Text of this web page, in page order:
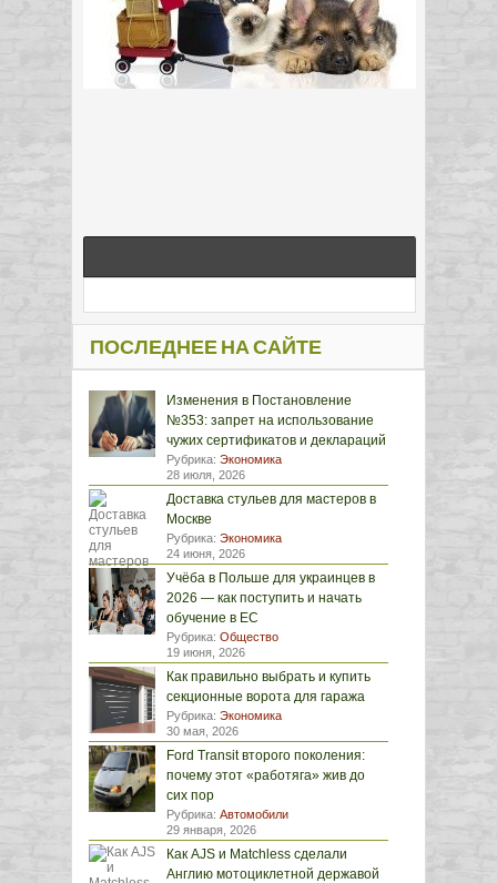
ПОСЛЕДНЕЕ НА САЙТЕ
Изменения в Постановление
№353: запрет на использование
чужих сертификатов и деклараций
Рубрика: Экономика
28 июля, 2026
Доставка стульев для мастеров в
Москве
Рубрика: Экономика
24 июня, 2026
Учёба в Польше для украинцев в
2026 — как поступить и начать
обучение в ЕС
Рубрика: Общество
19 июня, 2026
Как правильно выбрать и купить
секционные ворота для гаража
Рубрика: Экономика
30 мая, 2026
Ford Transit второго поколения:
почему этот «работяга» жив до
сих пор
Рубрика: Автомобили
29 января, 2026
Как AJS и Matchless сделали
Англию мотоциклетной державой